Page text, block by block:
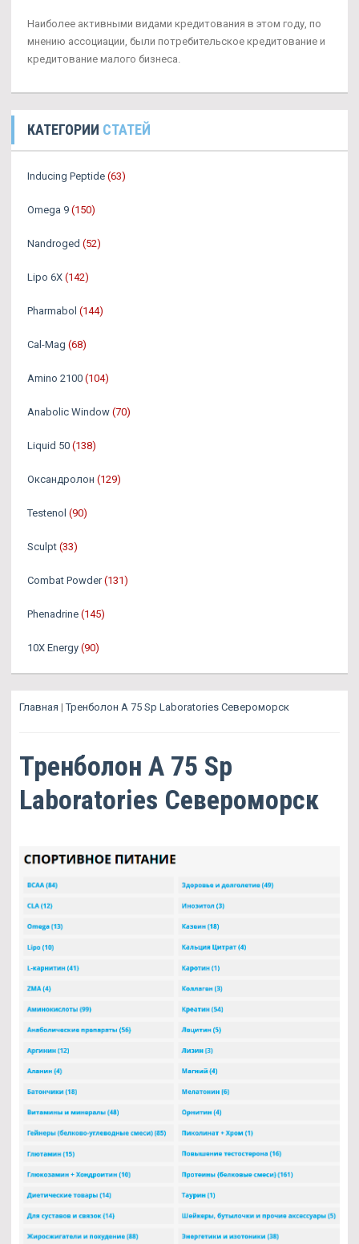
Наиболее активными видами кредитования в этом году, по
мнению ассоциации, были потребительское кредитование и
кредитование малого бизнеса.
КАТЕГОРИИ СТАТЕЙ
Inducing Peptide (63)
Omega 9 (150)
Nandroged (52)
Lipo 6X (142)
Pharmabol (144)
Cal-Mag (68)
Amino 2100 (104)
Anabolic Window (70)
Liquid 50 (138)
Оксандролон (129)
Testenol (90)
Sculpt (33)
Combat Powder (131)
Phenadrine (145)
10X Energy (90)
Главная |Тренболон A 75 Sp Laboratories Североморск
Тренболон A 75 Sp
Laboratories Североморск